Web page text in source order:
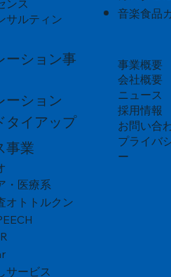
ンス
サルティン
ーション事
ーション
タイアップ
事業
・医療系
オトトルクン
サービス
音楽食品
プライバ
ー
お問い合
採用情報
ニュース
事業概要
会社概要